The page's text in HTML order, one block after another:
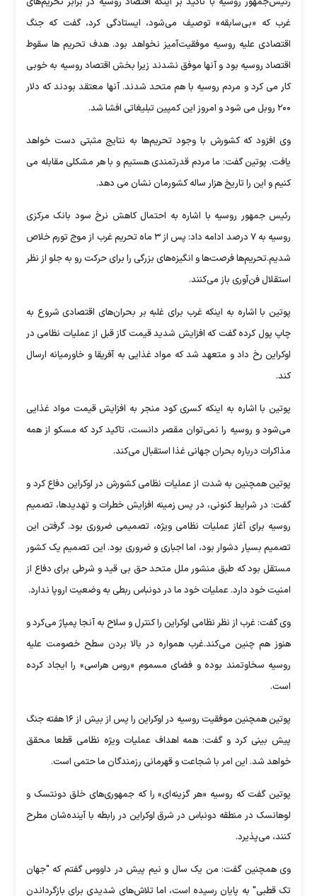
غرب که «بی‌سابقه» توصیف می‌شود، ایستادگی کرد، گفت که جنگ
اقتصادی علیه روسیه موفقیت‌آمیز نخواهد بود. هدف تحریم ها سقوط
اقتصاد روسیه بود و آنها موفق نشدند زیرا بخش اقتصاد روسیه به خوبی
کار می کرد و مردم روسیه با هم متحد شدند. آنها معتقد بودند که دلار
۲۰۰ روبل می شود و امروز این کمپین تبلیغاتی افشا شد.
وی افزود که کشورش با وجود تحریم‌ها به نتایج مثبتی دست خواهد
یافت. پوتین گفت: ما مردم قدرتمندی هستیم و با هر مشکلی مقابله می
کنیم و این را تاریخ هزار ساله کشورمان نشان می دهد.
رئیس جمهور روسیه با اشاره به احتمال کاهش نرخ سود بانک مرکزی
روسیه به ۷ درصد ادامه داد: پس از ۳ ماه تحریم غرب از موج تورم خلاص
شدیم.تحریم‌ها فرصت‌ها و انگیزه‌های بزرگی را برای حرکت رو به جلو از نظر
استقلال فن‌آوری باز می‌کنند.
پوتین با اشاره به اینکه غرب برای غلبه بر بحران‌های اقتصادی شروع به
چاپ پول کرده گفت که افزایش شدید قیمت گاز قبل از عملیات نظامی در
اوکراین رخ داد و متعهد شد که مواد غذایی به آفریقا و خاورمیانه ارسال
کند.
پوتین با اشاره به اینکه کسری کود منجر به افزایش قیمت مواد غذایی
می‌شود و روسیه را نمی‌توان مقصر دانست، تاکید کرد که مسکو از همه
مذاکرات درباره بحران جهانی غذا استقبال می‌کند.
پوتین همچنین به شدت از عملیات نظامی کشورش در اوکراین دفاع کرد و
گفت: در شرایط کنونی، در پس زمینه افزایش خطرات و تهدیدها، تصمیم
روسیه برای آغاز عملیات نظامی ویژه، تصمیمی ضروری بود. گرفتن این
تصمیم بسیار دشوار بود، اما اجباری و ضروری بود. این تصمیم یک کشور
مستقل بود که طبق منشور ملل متحد حق بی قید و شرطی برای دفاع از
امنیت خود دارد. عملیات خود ما در دونباس ربطی به وضعیت اروپا ندارد.
وی گفت: غرب از نظر نظامی اوکراین را کنترل و سلاح به آنجا پمپاژ می‌کرد و
هنوز هم چنین می‌کند.غرب همواره در بالا بردن سطح خصومت علیه
روسیه سخاوتمند بوده و فضای مسموم «روس هراسی» را ایجاد کرده
است.
پوتین همچنین موفقیت روسیه در اوکراین را پس از بیش از ۱۶ هفته جنگ
پیش بینی کرد و گفت: همه اهداف عملیات ویژه نظامی قطعا محقق
خواهد شد. این امر با شجاعت و قهرمانی رزمندگان ما حتمی است.
پوتین گفت که روسیه «هر گزینه‌ای» را که جمهوری‌های خلق دونتسک و
لوهانسک در منطقه دونباس در شرق اوکراین در رابطه با آینده‌شان مطرح
کنند، می‌پذیرد.
وی همچنین گفت: من یک سال و نیم پیش در داووس گفتم که "جهان
تک قطبی" به پایان رسیده است، اما تلاش‌های شدیدی برای بازگرداندن